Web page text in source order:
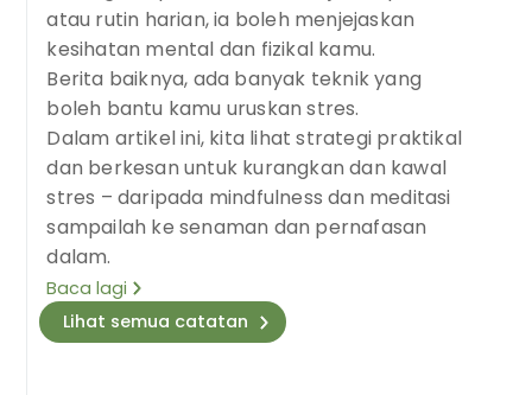
atau rutin harian, ia boleh menjejaskan
kesihatan mental dan fizikal kamu.
Berita baiknya, ada banyak teknik yang
boleh bantu kamu uruskan stres.
Dalam artikel ini, kita lihat strategi praktikal
dan berkesan untuk kurangkan dan kawal
stres – daripada mindfulness dan meditasi
sampailah ke senaman dan pernafasan
dalam.
Baca lagi
Lihat semua catatan